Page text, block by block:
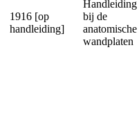
1916 [op
handleiding]
Handleiding
bij de
anatomische
wandplaten